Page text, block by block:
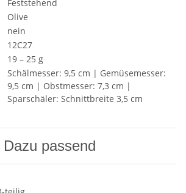
Feststehend
Olive
nein
12C27
19 – 25 g
Schälmesser: 9,5 cm | Gemüsemesser:
9,5 cm | Obstmesser: 7,3 cm |
Sparschäler: Schnittbreite 3,5 cm
Dazu passend